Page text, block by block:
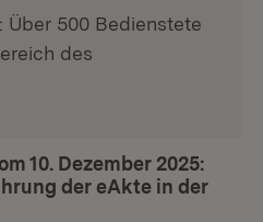
Über 500 Bedienstete
des
10. Dezember 2025:
der eAkte in der